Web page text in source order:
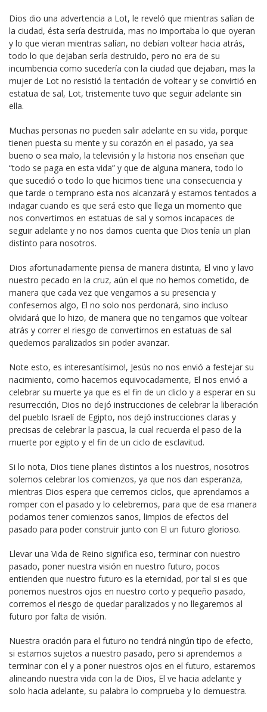
Dios dio una advertencia a Lot, le reveló que mientras salían de
la ciudad, ésta sería destruida, mas no importaba lo que oyeran
y lo que vieran mientras salían, no debían voltear hacia atrás,
todo lo que dejaban sería destruido, pero no era de su
incumbencia como sucedería con la ciudad que dejaban, mas la
mujer de Lot no resistió la tentación de voltear y se convirtió en
estatua de sal, Lot, tristemente tuvo que seguir adelante sin
ella.
Muchas personas no pueden salir adelante en su vida, porque
tienen puesta su mente y su corazón en el pasado, ya sea
bueno o sea malo, la televisión y la historia nos enseñan que
“todo se paga en esta vida” y que de alguna manera, todo lo
que sucedió o todo lo que hicimos tiene una consecuencia y
que tarde o temprano esta nos alcanzará y estamos tentados a
indagar cuando es que será esto que llega un momento que
nos convertimos en estatuas de sal y somos incapaces de
seguir adelante y no nos damos cuenta que Dios tenía un plan
distinto para nosotros.
Dios afortunadamente piensa de manera distinta, El vino y lavo
nuestro pecado en la cruz, aún el que no hemos cometido, de
manera que cada vez que vengamos a su presencia y
confesemos algo, El no solo nos perdonará, sino incluso
olvidará que lo hizo, de manera que no tengamos que voltear
atrás y correr el riesgo de convertirnos en estatuas de sal
quedemos paralizados sin poder avanzar.
Note esto, es interesantísimo!, Jesús no nos envió a festejar su
nacimiento, como hacemos equivocadamente, El nos envió a
celebrar su muerte ya que es el fin de un cliclo y a esperar en su
resurrección, Dios no dejó instrucciones de celebrar la liberación
del pueblo Israelí de Egipto, nos dejó instrucciones claras y
precisas de celebrar la pascua, la cual recuerda el paso de la
muerte por egipto y el fin de un ciclo de esclavitud.
Si lo nota, Dios tiene planes distintos a los nuestros, nosotros
solemos celebrar los comienzos, ya que nos dan esperanza,
mientras Dios espera que cerremos ciclos, que aprendamos a
romper con el pasado y lo celebremos, para que de esa manera
podamos tener comienzos sanos, limpios de efectos del
pasado para poder construir junto con El un futuro glorioso.
Llevar una Vida de Reino significa eso, terminar con nuestro
pasado, poner nuestra visión en nuestro futuro, pocos
entienden que nuestro futuro es la eternidad, por tal si es que
ponemos nuestros ojos en nuestro corto y pequeño pasado,
corremos el riesgo de quedar paralizados y no llegaremos al
futuro por falta de visión.
Nuestra oración para el futuro no tendrá ningún tipo de efecto,
si estamos sujetos a nuestro pasado, pero si aprendemos a
terminar con el y a poner nuestros ojos en el futuro, estaremos
alineando nuestra vida con la de Dios, El ve hacia adelante y
solo hacia adelante, su palabra lo comprueba y lo demuestra.